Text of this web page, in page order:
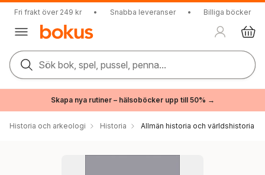
Fri frakt över 249 kr • Snabba leveranser • Billiga böcker
Sök bok, spel, pussel, penna...
Skapa nya rutiner – hälsoböcker upp till 50% →
Historia och arkeologi Historia Allmän historia och världshistoria